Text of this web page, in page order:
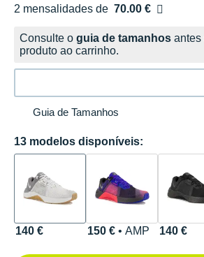
2 mensalidades de 70.00 €
sem custos
Consulte o guia de tamanhos antes
produto ao carrinho.
Guia de Tamanhos
13 modelos disponíveis:
140 € 150 €• AMP 140 €